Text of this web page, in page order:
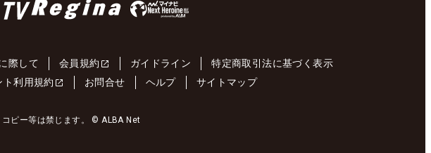
際して 会員規約 ガイドライン
特定商取引法に基づく表示
ト利用規約 お問合せ ヘルプ サイトマップ
ピー等は禁じます。 © ALBA Net